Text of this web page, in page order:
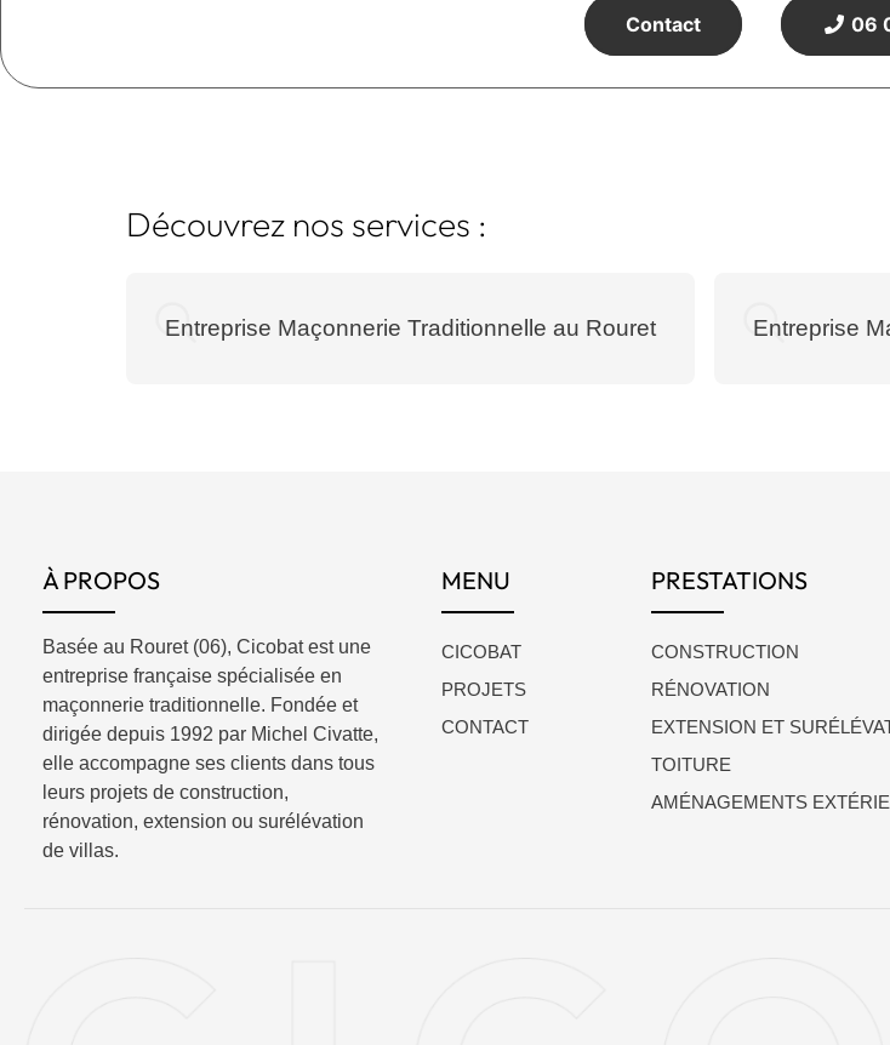
Contact 06
Découvrez nos services :
Entreprise Maçonnerie Traditionnelle au Rouret Entreprise
À PROPOS
Basée au Rouret (06), Cicobat est une
entreprise française spécialisée en
maçonnerie traditionnelle. Fondée et
dirigée depuis 1992 par Michel Civatte,
elle accompagne ses clients dans tous
leurs projets de construction,
rénovation, extension ou surélévation
de villas.
MENU
CICOBAT
PROJETS
CONTACT
PRESTATIONS
CONSTRUCTION
RÉNOVATION
EXTENSION ET
TOITURE
AMÉNAGEMENTS